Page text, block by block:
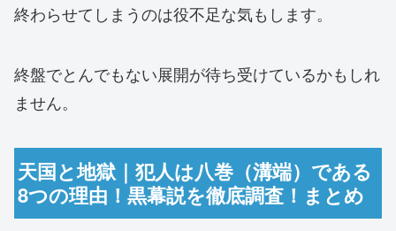
終わらせてしまうのは役不足な気もします。
終盤でとんでもない展開が待ち受けているかもしれ
ません。
天国と地獄｜犯人は八巻（溝端）である
8つの理由！黒幕説を徹底調査！まとめ